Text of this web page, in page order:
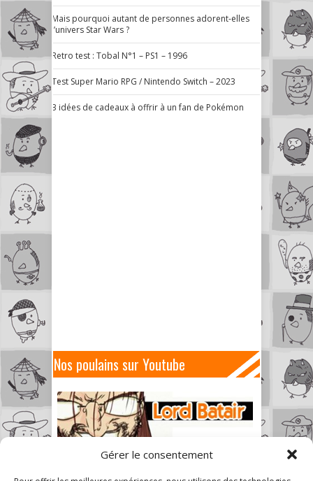
Gérer le consentement
Mais pourquoi autant de personnes adorent-elles
l’univers Star Wars ?
Retro test : Tobal N°1 – PS1 – 1996
Test Super Mario RPG / Nintendo Switch – 2023
3 idées de cadeaux à offrir à un fan de Pokémon
Nos poulains sur Youtube